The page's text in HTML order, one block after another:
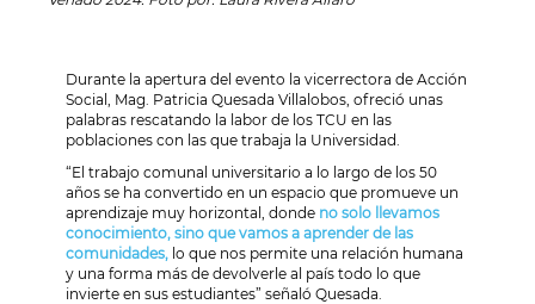
Durante la apertura del evento la vicerrectora de Acción
Social, Mag. Patricia Quesada Villalobos, ofreció unas
palabras rescatando la labor de los TCU en las
poblaciones con las que trabaja la Universidad.
“El trabajo comunal universitario a lo largo de los 50
años se ha convertido en un espacio que promueve un
aprendizaje muy horizontal, donde no solo llevamos
conocimiento, sino que vamos a aprender de las
comunidades, lo que nos permite una relación humana
y una forma más de devolverle al país todo lo que
invierte en sus estudiantes” señaló Quesada.